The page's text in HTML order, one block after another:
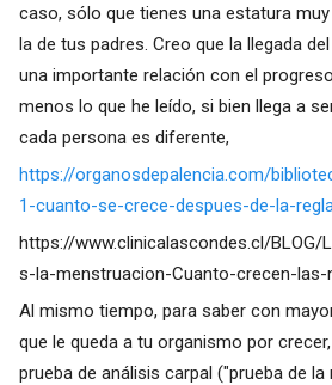
caso, sólo que tienes una estatura
la de tus padres. Creo que la llegada
una importante relación con el
menos lo que he leído, si bien llega a
cada persona es diferente,
https://organosdepalencia.com/
1-cuanto-se-crece-despues-de-la-
https://www.clinicalascondes.cl/BLOG/
s-la-menstruacion-Cuanto-crecen-las-
Al mismo tiempo, para saber con
que le queda a tu organismo por
prueba de análisis carpal ("prueba de